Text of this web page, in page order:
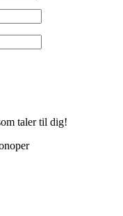
taler til dig!